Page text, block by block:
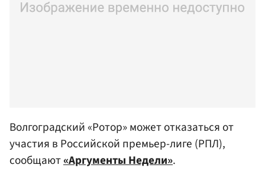
Волгоградский «Ротор» может отказаться от
участия в Российской премьер-лиге (РПЛ),
сообщают«Аргументы Недели».